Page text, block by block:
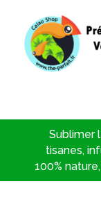
Sublimer
tisanes,
100%